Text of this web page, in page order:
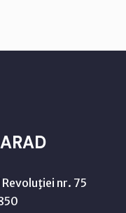
nr. 75